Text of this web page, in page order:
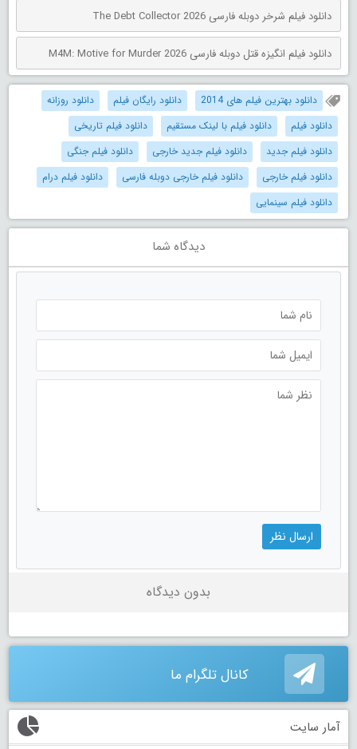
دانلود فیلم شرخر دوبله فارسی The Debt Collector 2026
دانلود فیلم انگیزه قتل دوبله فارسی M4M: Motive for Murder 2026
دانلود بهترین فیلم های 2014 دانلود رایگان فیلم
دانلود روزانه
دانلود فیلم
دانلود فیلم با لینک مستقیم
دانلود فیلم تاریخی
دانلود فیلم جدید
دانلود فیلم جدید خارجی
دانلود فیلم جنگی
دانلود فیلم خارجی
دانلود فیلم خارجی دوبله فارسی
دانلود فیلم درام
دانلود فیلم سینمایی
دیدگاه شما
بدون دیدگاه
کانال تلگرام ما
آمار سایت